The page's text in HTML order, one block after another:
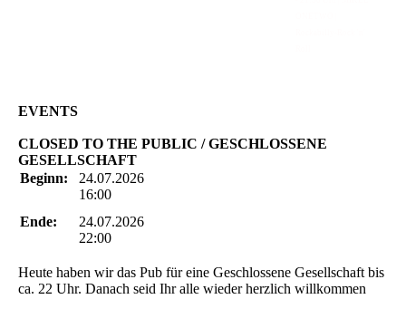
EVENTS
CLOSED TO THE PUBLIC / GESCHLOSSENE
GESELLSCHAFT
Beginn:
24.07.2026
16:00
Ende:
24.07.2026
22:00
Heute haben wir das Pub für eine Geschlossene Gesellschaft bis
ca. 22 Uhr. Danach seid Ihr alle wieder herzlich willkommen